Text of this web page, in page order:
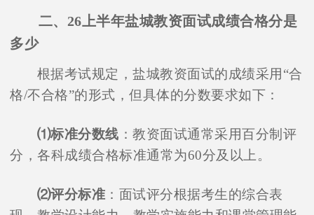
二、26上半年盐城教资面试成绩合格分是
多少
根据考试规定，盐城教资面试的成绩采用“合
格/不合格”的形式，但具体的分数要求如下：
⑴标准分数线 ：教资面试通常采用百分制评
分，各科成绩合格标准通常为60分及以上。
⑵评分标准 ：面试评分根据考生的综合表